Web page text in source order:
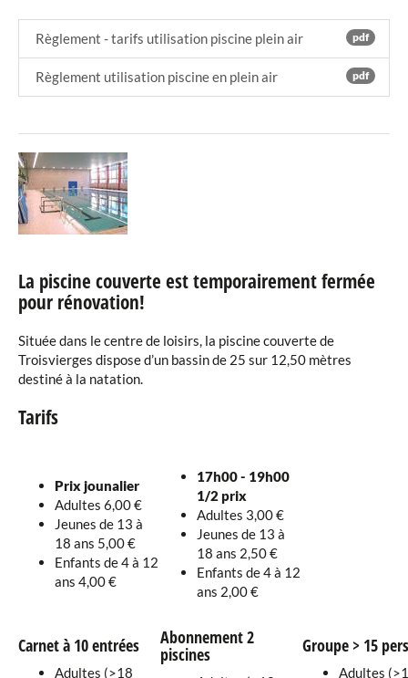
pdf
Règlement - tarifs utilisation piscine plein air
pdf
Règlement utilisation piscine en plein air
La piscine couverte est temporairement fermée
pour rénovation!
Située dans le centre de loisirs, la piscine couverte de
Troisvierges dispose d’un bassin de 25 sur 12,50 mètres
destiné à la natation.
Tarifs
Prix jounalier
Adultes 6,00 €
Jeunes de 13 à
18 ans 5,00 €
Enfants de 4 à 12
ans 4,00 €
17h00 - 19h00
1/2 prix
Adultes 3,00 €
Jeunes de 13 à
18 ans 2,50 €
Enfants de 4 à 12
ans 2,00 €
Carnet à 10 entrées
Adultes (>18
Abonnement 2
piscines Groupe > 15
Adultes